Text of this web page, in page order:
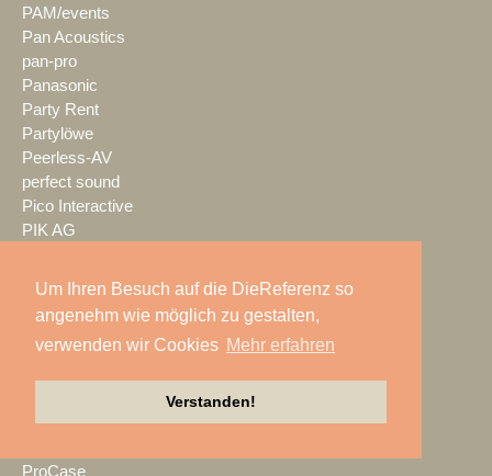
Um Ihren Besuch auf die DieReferenz so
angenehm wie möglich zu gestalten,
verwenden wir Cookies Mehr erfahren
Verstanden!
PAM/events
Pan Acoustics
pan-pro
Panasonic
Party Rent
Partylöwe
Peerless-AV
perfect sound
Pico Interactive
PIK AG
PlexusAV
POOLgroup
PowerLightsAugsburg
Pro Audio-Technik
ProCase